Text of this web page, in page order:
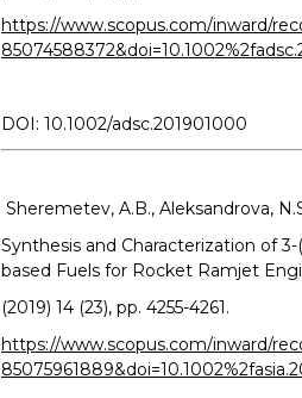
https://www.scopus.com/inward/
DOI: 10.1002/adsc.201901000
Sheremetev, A.B., Aleksandrova,
Synthesis and Characterization of
based Fuels for Rocket Ramjet
(2019) 14 (23), pp. 4255-4261.
https://www.scopus.com/inward/